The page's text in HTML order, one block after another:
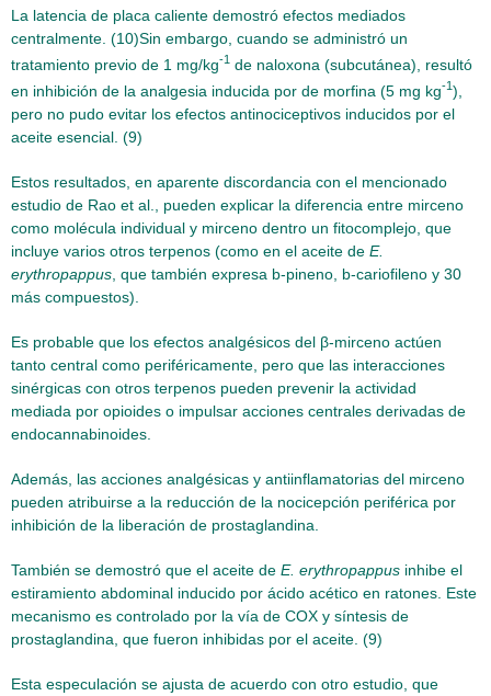
La latencia de placa caliente demostró efectos mediados
centralmente. (10)Sin embargo, cuando se administró un
tratamiento previo de 1 mg/kg-1 de naloxona (subcutánea), resultó
en inhibición de la analgesia inducida por de morfina (5 mg kg-1),
pero no pudo evitar los efectos antinociceptivos inducidos por el
aceite esencial. (9)
Estos resultados, en aparente discordancia con el mencionado
estudio de Rao et al., pueden explicar la diferencia entre mirceno
como molécula individual y mirceno dentro un fitocomplejo, que
incluye varios otros terpenos (como en el aceite de E.
erythropappus , que también expresa b-pineno, b-cariofileno y 30
más compuestos).
Es probable que los efectos analgésicos del β-mirceno actúen
tanto central como periféricamente, pero que las interacciones
sinérgicas con otros terpenos pueden prevenir la actividad
mediada por opioides o impulsar acciones centrales derivadas de
endocannabinoides.
Además, las acciones analgésicas y antiinflamatorias del mirceno
pueden atribuirse a la reducción de la nocicepción periférica por
inhibición de la liberación de prostaglandina.
También se demostró que el aceite de E. erythropappus inhibe el
estiramiento abdominal inducido por ácido acético en ratones. Este
mecanismo es controlado por la vía de COX y síntesis de
prostaglandina, que fueron inhibidas por el aceite. (9)
Esta especulación se ajusta de acuerdo con otro estudio, que